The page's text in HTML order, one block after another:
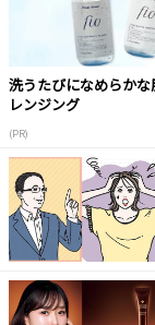
洗うたびになめらか
レンジング
(PR)